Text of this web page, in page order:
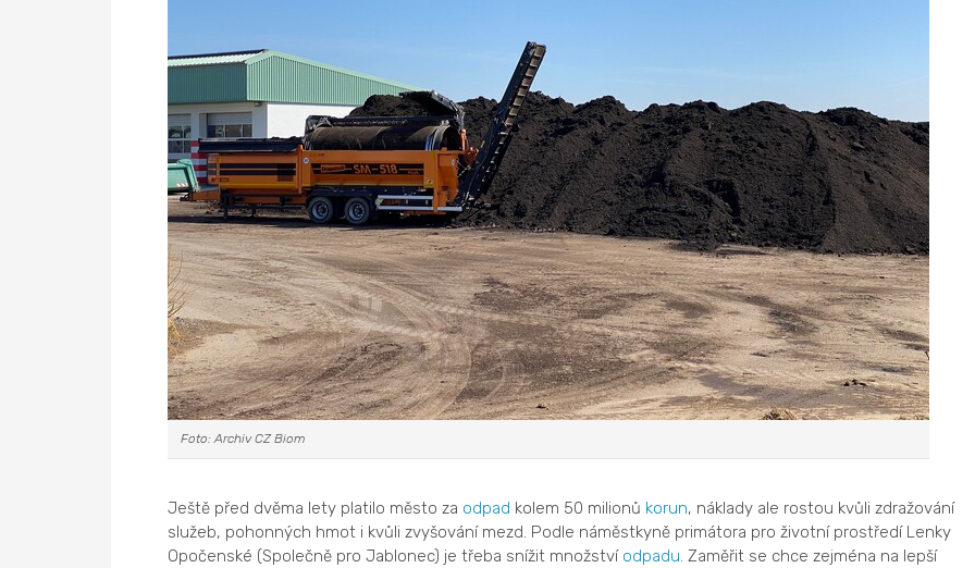
Foto: Archiv CZ Biom
Ještě před dvěma lety platilo město za odpad kolem 50 milionů korun, náklady ale rostou kvůli zdražování
služeb, pohonných hmot i kvůli zvyšování mezd. Podle náměstkyně primátora pro životní prostředí Lenky
Opočenské (Společně pro Jablonec) je třeba snížit množství odpadu. Zaměřit se chce zejména na lepší